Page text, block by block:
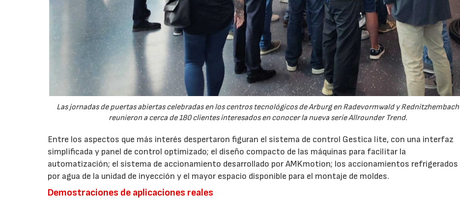
Las jornadas de puertas abiertas celebradas en los centros tecnológicos de Arburg en Radevormwald y Rednitzhembach
reunieron a cerca de 180 clientes interesados en conocer la nueva serie Allrounder Trend.
Entre los aspectos que más interés despertaron figuran el sistema de control Gestica lite, con una interfaz
simplificada y panel de control optimizado; el diseño compacto de las máquinas para facilitar la
automatización; el sistema de accionamiento desarrollado por AMKmotion; los accionamientos refrigerados
por agua de la unidad de inyección y el mayor espacio disponible para el montaje de moldes.
Demostraciones de aplicaciones reales